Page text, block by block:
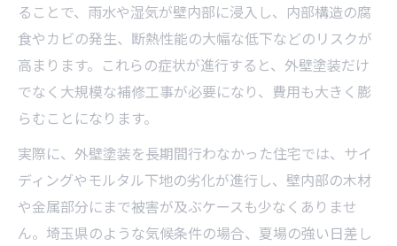
ることで、雨水や湿気が壁内部に浸入し、内部構造の腐
食やカビの発生、断熱性能の大幅な低下などのリスクが
高まります。これらの症状が進行すると、外壁塗装だけ
でなく大規模な補修工事が必要になり、費用も大きく膨
らむことになります。
実際に、外壁塗装を長期間行わなかった住宅では、サイ
ディングやモルタル下地の劣化が進行し、壁内部の木材
や金属部分にまで被害が及ぶケースも少なくありませ
ん。埼玉県のような気候条件の場合、夏場の強い日差し